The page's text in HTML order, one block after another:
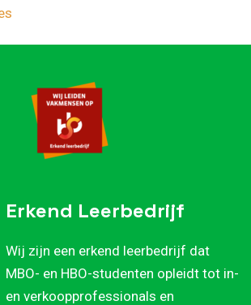
Erkend Leerbedrijf
Wij zijn een erkend leerbedrijf dat
MBO- en HBO-studenten opleidt tot in-
en verkoopprofessionals en